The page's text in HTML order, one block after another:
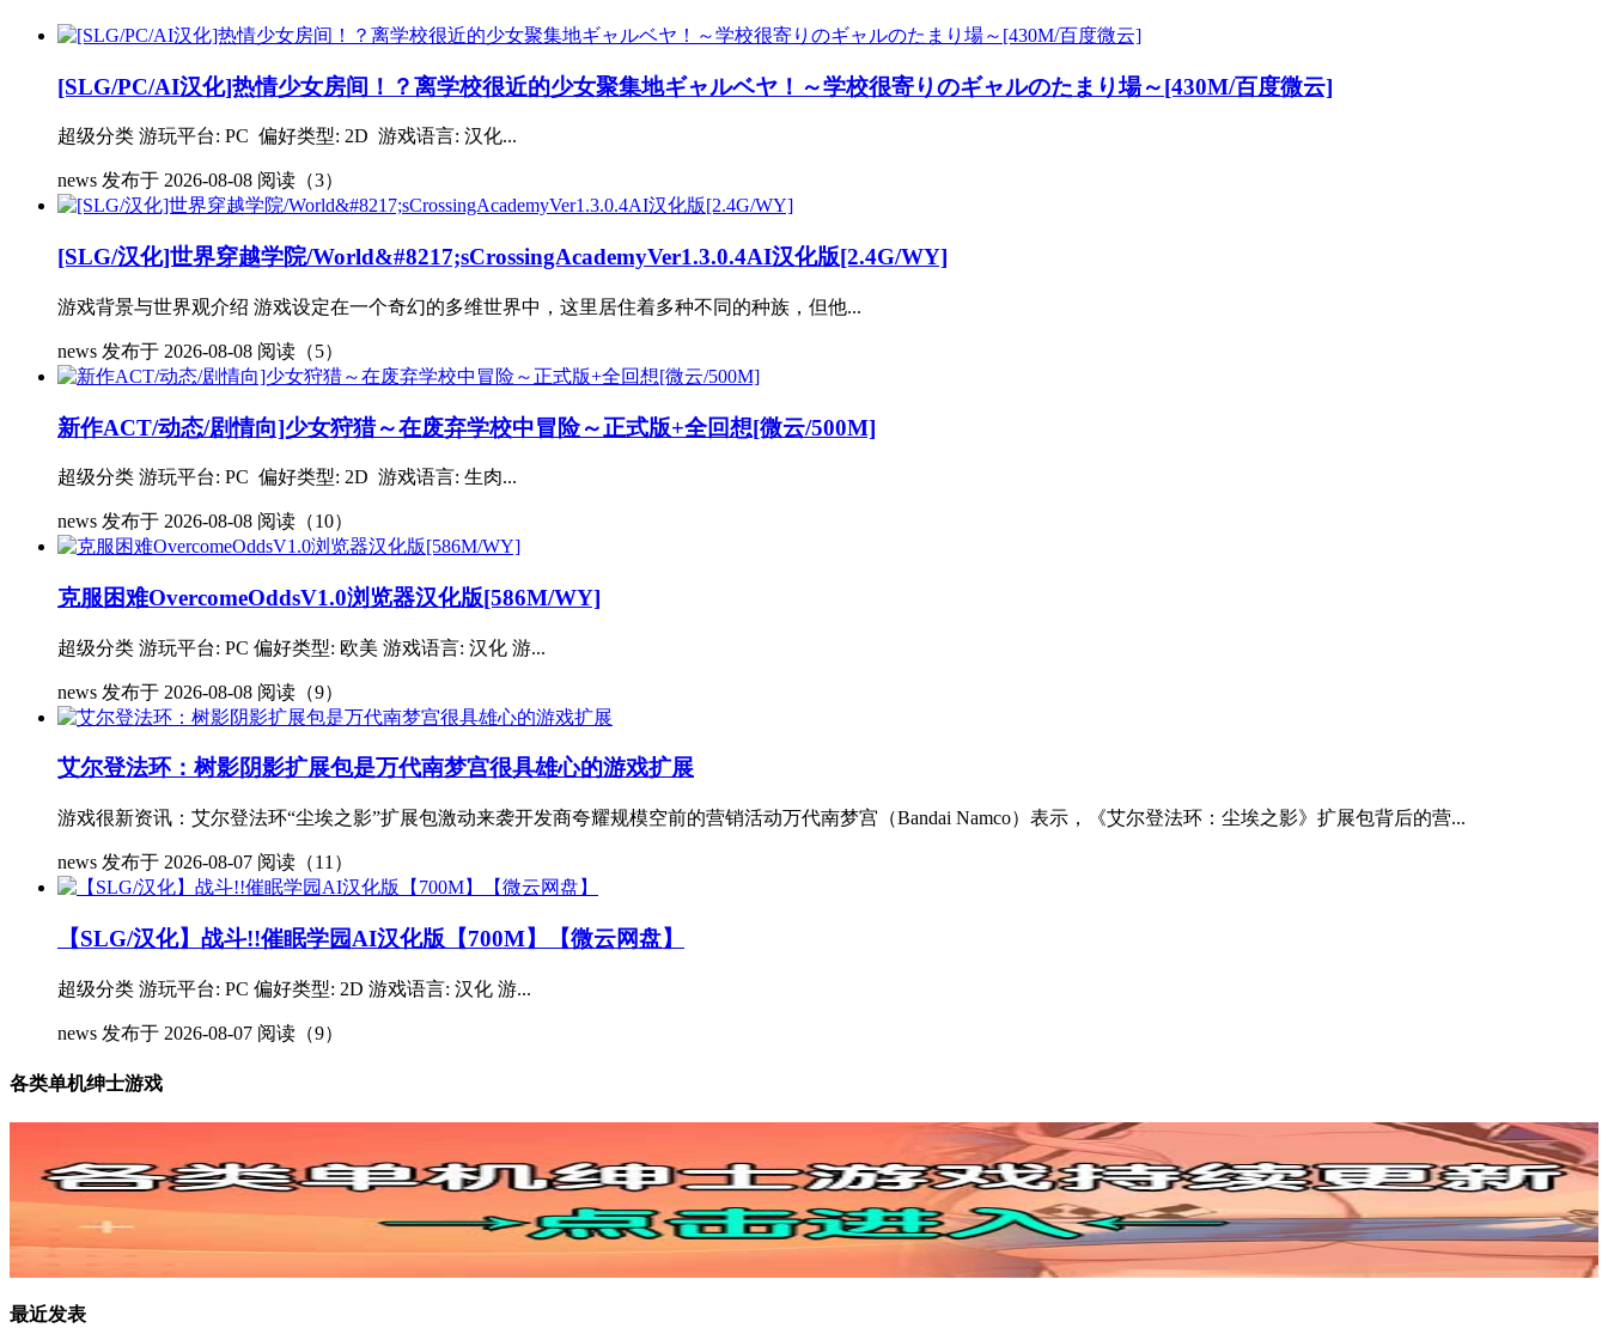
[SLG/PC/AI汉化]热情少女房间！？离学校很近的少女聚集地ギャルベヤ！～学校很寄りのギャルのたまり場～[430M/百度微云]
超级分类 游玩平台: PC 偏好类型: 2D 游戏语言: 汉化...
news 发布于 2026-08-08 阅读（3）
[SLG/汉化]世界穿越学院/World&#8217;sCrossingAcademyVer1.3.0.4AI汉化版[2.4G/WY]
游戏背景与世界观介绍 游戏设定在一个奇幻的多维世界中，这里居住着多种不同的种族，但他...
news 发布于 2026-08-08 阅读（5）
新作ACT/动态/剧情向]少女狩猎～在废弃学校中冒险～正式版+全回想[微云/500M]
超级分类 游玩平台: PC 偏好类型: 2D 游戏语言: 生肉...
news 发布于 2026-08-08 阅读（10）
克服困难OvercomeOddsV1.0浏览器汉化版[586M/WY]
超级分类 游玩平台: PC 偏好类型: 欧美 游戏语言: 汉化 游...
news 发布于 2026-08-08 阅读（9）
艾尔登法环：树影阴影扩展包是万代南梦宫很具雄心的游戏扩展
游戏很新资讯：艾尔登法环“尘埃之影”扩展包激动来袭开发商夸耀规模空前的营销活动万代南梦宫（Bandai Namco）表示，《艾尔登法环：尘埃之影》扩展包背后的营...
news 发布于 2026-08-07 阅读（11）
【SLG/汉化】战斗!!催眠学园AI汉化版【700M】【微云网盘】
超级分类 游玩平台: PC 偏好类型: 2D 游戏语言: 汉化 游...
news 发布于 2026-08-07 阅读（9）
各类单机绅士游戏
最近发表